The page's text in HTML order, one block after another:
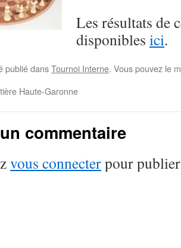
Les résultats de
disponibles ici.
publié dansTournoi Interne. Vous pouvez le
Haute-Garonne
commentaire
vous connecterpour